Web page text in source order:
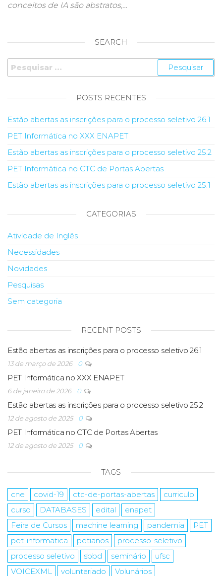
conceitos de IA são abstratos,…
SEARCH
Pesquisar
por:
POSTS RECENTES
Estão abertas as inscrições para o processo seletivo 26.1
PET Informática no XXX ENAPET
Estão abertas as inscrições para o processo seletivo 25.2
PET Informática no CTC de Portas Abertas
Estão abertas as inscrições para o processo seletivo 25.1
CATEGORIAS
Atividade de Inglês
Necessidades
Novidades
Pesquisas
Sem categoria
RECENT POSTS
Estão abertas as inscrições para o processo seletivo 26.1
13 de março de 2026 0
PET Informática no XXX ENAPET
6 de janeiro de 2026 0
Estão abertas as inscrições para o processo seletivo 25.2
12 de agosto de 2025 0
PET Informática no CTC de Portas Abertas
12 de agosto de 2025 0
TAGS
cne covid-19 ctc-de-portas-abertas
curriculo
curso
DATABASES edital
enapet
Feira de Cursos
machine learning pandemia
PET
pet-informatica
petianos
processo-seletivo
processo seletivo
sbbd seminário
ufsc
VOICEXML
voluntariado Volunários